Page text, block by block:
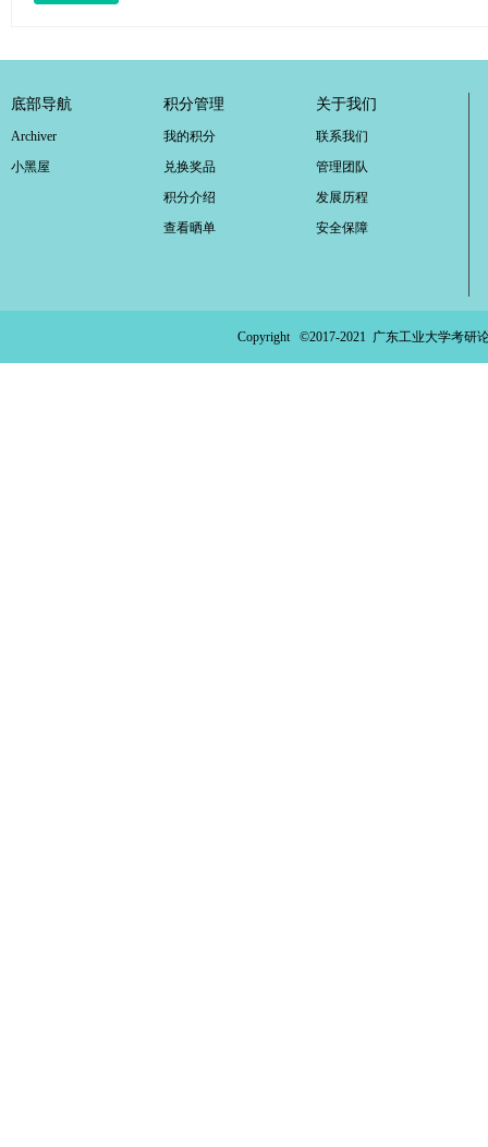
底部导航
Archiver
小黑屋
积分管理
我的积分
兑换奖品
积分介绍
查看晒单
关于我们
联系我们
管理团队
发展历程
安全保障
Copyright ©2017-2021 广东工业大学考研